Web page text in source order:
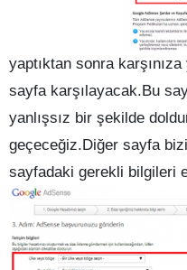
yaptıktan sonra
sayfa karşılayacak.Bu
yanlışsız bir şekilde
geçeceğiz.Diğer sayfa
sayfadaki gerekli bilgileri